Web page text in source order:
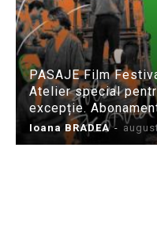
PASAJE Film
Atelier special
excepție.
Ioana BRADEA -